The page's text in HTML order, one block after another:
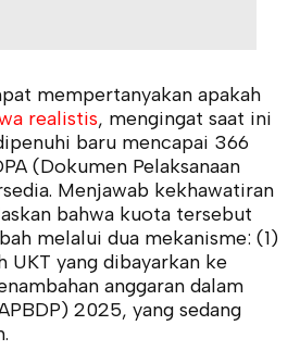
mempertanyakan apakah
realistis, mengingat saat ini
baru mencapai 366
(Dokumen Pelaksanaan
Menjawab kekhawatiran
bahwa kuota tersebut
melalui dua mekanisme: (1)
UKT yang dibayarkan ke
anggaran dalam
2025, yang sedang